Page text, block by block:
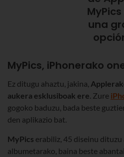
MyPics, iPhonerako
Ez ditugu ahaztu, jakina,
aukera esklusiboak ere. Zure
gogoko baduzu, bada beste
den aplikazio bat.
MyPics erabiliz, 45 diseinu dituzu
albumetarako, baina beste